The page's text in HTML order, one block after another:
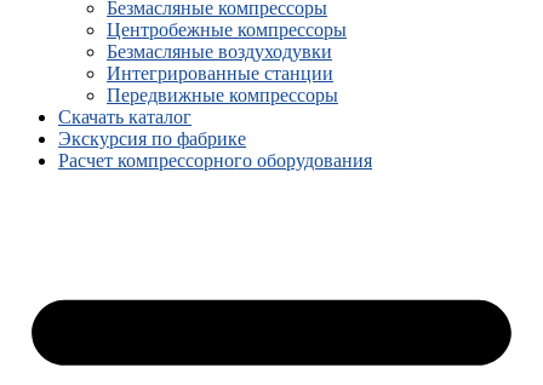
Безмасляные компрессоры
Центробежные компрессоры
Безмасляные воздуходувки
Интегрированные станции
Передвижные компрессоры
Скачать каталог
Экскурсия по фабрике
Расчет компрессорного оборудования